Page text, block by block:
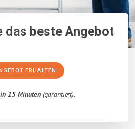
dasbeste Angebot
ERHALTEN
in 15 Minuten(garantiert).